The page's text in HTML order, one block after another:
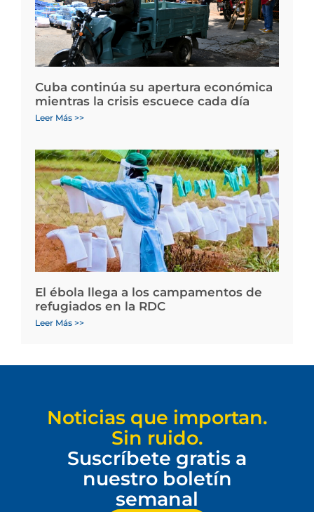
Cuba continúa su apertura económica
mientras la crisis escuece cada día
Leer Más >>
El ébola llega a los campamentos de
refugiados en la RDC
Leer Más >>
Noticias que importan.
Sin ruido.
Suscríbete gratis a
nuestro boletín
semanal